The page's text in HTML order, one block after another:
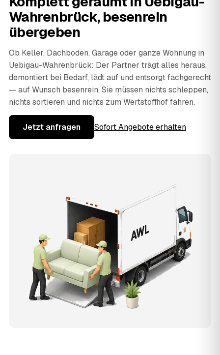
Wahrenbrück, besenrein
übergeben
Ob Keller, Dachboden, Garage oder ganze Wohnung in
Uebigau-Wahrenbrück: Der Partner trägt alles heraus,
demontiert bei Bedarf, lädt auf und entsorgt fachgerecht
— auf Wunsch besenrein. Sie müssen nichts schleppen,
nichts sortieren und nichts zum Wertstoffhof fahren.
Jetzt anfragen Sofort Angebote erhalten